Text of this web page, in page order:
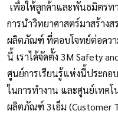
เพื่อให้ลูกค้าและพันธมิตรท
การนำวิทยาศาสตร์มาสร้าง
ผลิตภัณฑ์ ที่ตอบโจทย์ต่อคว
นี้ เราได้จัดตั้ง 3M Safety
ศูนย์การเรียนรู้แห่งนี้ประก
ในการทำงาน และศูนย์เทค
ผลิตภัณฑ์ 3เอ็ม (Customer